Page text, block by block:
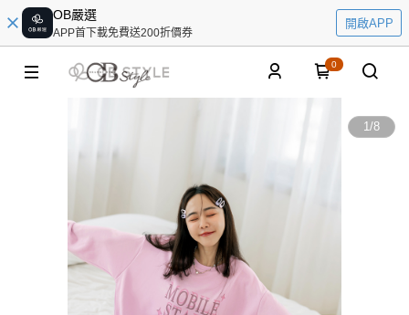
OB嚴選
APP首下載免費送200折價券
開啟APP
0
1/8